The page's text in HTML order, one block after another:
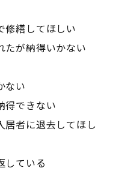
修繕してほしい
たが納得いかない
ない
得できない
居者に退去してほし
している